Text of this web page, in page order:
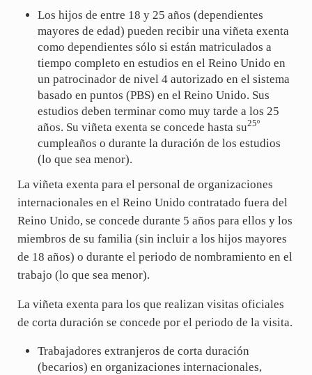
Los hijos de entre 18 y 25 años (dependientes
mayores de edad) pueden recibir una viñeta exenta
como dependientes sólo si están matriculados a
tiempo completo en estudios en el Reino Unido en
un patrocinador de nivel 4 autorizado en el sistema
basado en puntos (PBS) en el Reino Unido. Sus
estudios deben terminar como muy tarde a los 25
años. Su viñeta exenta se concede hasta su25º
cumpleaños o durante la duración de los estudios
(lo que sea menor).
La viñeta exenta para el personal de organizaciones
internacionales en el Reino Unido contratado fuera del
Reino Unido, se concede durante 5 años para ellos y los
miembros de su familia (sin incluir a los hijos mayores
de 18 años) o durante el periodo de nombramiento en el
trabajo (lo que sea menor).
La viñeta exenta para los que realizan visitas oficiales
de corta duración se concede por el periodo de la visita.
Trabajadores extranjeros de corta duración
(becarios) en organizaciones internacionales,